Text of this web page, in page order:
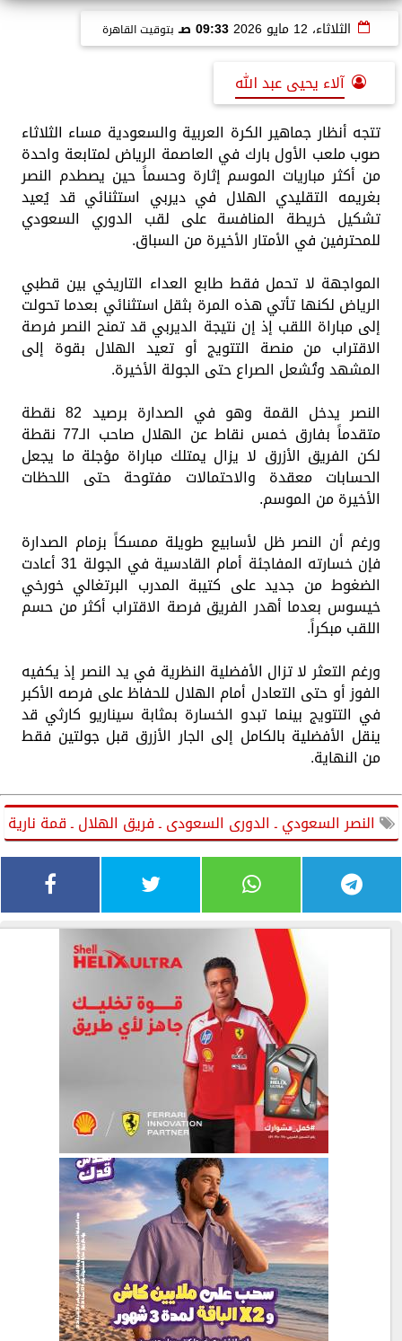
الثلاثاء، 12 مايو 2026 09:33 صـ بتوقيت القاهرة
آلاء يحيى عبد الله
تتجه أنظار جماهير الكرة العربية والسعودية مساء الثلاثاء
صوب ملعب الأول بارك في العاصمة الرياض لمتابعة واحدة
من أكثر مباريات الموسم إثارة وحسماً حين يصطدم النصر
بغريمه التقليدي الهلال في ديربي استثنائي قد يُعيد
تشكيل خريطة المنافسة على لقب الدوري السعودي
للمحترفين في الأمتار الأخيرة من السباق.
المواجهة لا تحمل فقط طابع العداء التاريخي بين قطبي
الرياض لكنها تأتي هذه المرة بثقل استثنائي بعدما تحولت
إلى مباراة اللقب إذ إن نتيجة الديربي قد تمنح النصر فرصة
الاقتراب من منصة التتويج أو تعيد الهلال بقوة إلى
المشهد وتُشعل الصراع حتى الجولة الأخيرة.
النصر يدخل القمة وهو في الصدارة برصيد 82 نقطة
متقدماً بفارق خمس نقاط عن الهلال صاحب الـ77 نقطة
لكن الفريق الأزرق لا يزال يمتلك مباراة مؤجلة ما يجعل
الحسابات معقدة والاحتمالات مفتوحة حتى اللحظات
الأخيرة من الموسم.
ورغم أن النصر ظل لأسابيع طويلة ممسكاً بزمام الصدارة
فإن خسارته المفاجئة أمام القادسية في الجولة 31 أعادت
الضغوط من جديد على كتيبة المدرب البرتغالي خورخي
خيسوس بعدما أهدر الفريق فرصة الاقتراب أكثر من حسم
اللقب مبكراً.
ورغم التعثر لا تزال الأفضلية النظرية في يد النصر إذ يكفيه
الفوز أو حتى التعادل أمام الهلال للحفاظ على فرصه الأكبر
في التتويج بينما تبدو الخسارة بمثابة سيناريو كارثي قد
ينقل الأفضلية بالكامل إلى الجار الأزرق قبل جولتين فقط
من النهاية.
النصر السعودي ـ الدورى السعودى ـ فريق الهلال ـ قمة نارية